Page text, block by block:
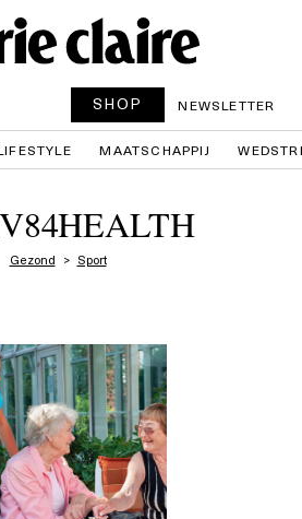
SHOP NEWSLETTER
MAATSCHAPPIJ
Gezond Sport